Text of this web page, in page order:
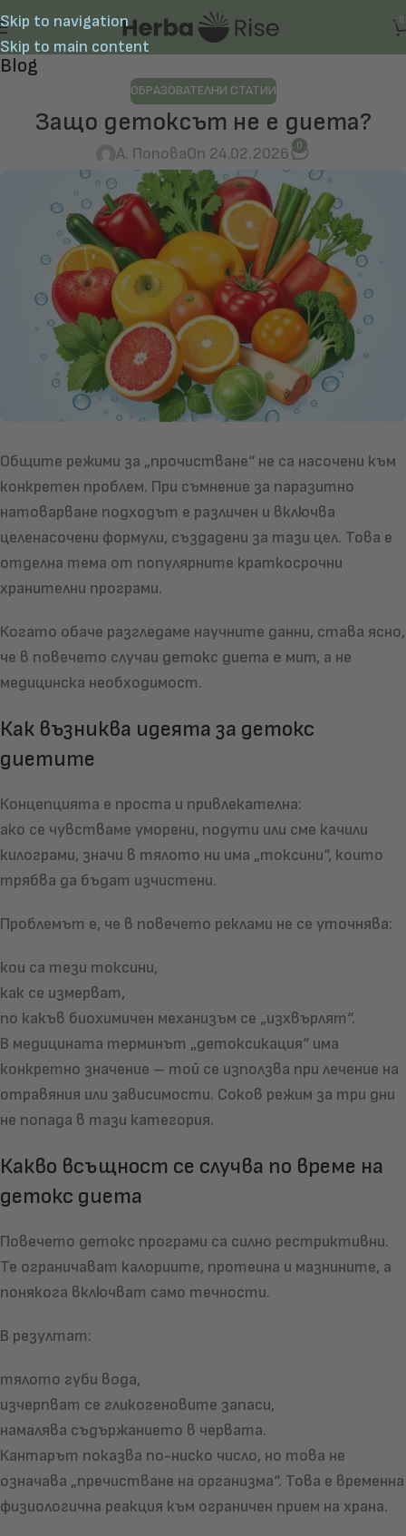
Skip to navigation
Skip to main content
0
Blog
ОБРАЗОВАТЕЛНИ СТАТИИ
Защо детоксът не е диета?
А. ПоповаOn 24.02.2026 0
Общите режими за „прочистване“ не са насочени към
конкретен проблем. При съмнение за паразитно
натоварване подходът е различен и включва
целенасочени формули, създадени за тази цел. Това е
отделна тема от популярните краткосрочни
хранителни програми.
Когато обаче разгледаме научните данни, става ясно,
че в повечето случаи детокс диета е мит, а не
медицинска необходимост.
Как възниква идеята за детокс
диетите
Концепцията е проста и привлекателна:
ако се чувстваме уморени, подути или сме качили
килограми, значи в тялото ни има „токсини“, които
трябва да бъдат изчистени.
Проблемът е, че в повечето реклами не се уточнява:
кои са тези токсини,
как се измерват,
по какъв биохимичен механизъм се „изхвърлят“.
В медицината терминът „детоксикация“ има
конкретно значение – той се използва при лечение на
отравяния или зависимости. Соков режим за три дни
не попада в тази категория.
Какво всъщност се случва по време на
детокс диета
Повечето детокс програми са силно рестриктивни.
Те ограничават калориите, протеина и мазнините, а
понякога включват само течности.
В резултат:
тялото губи вода,
изчерпват се гликогеновите запаси,
намалява съдържанието в червата.
Кантарът показва по-ниско число, но това не
означава „пречистване на организма“. Това е временна
физиологична реакция към ограничен прием на храна.